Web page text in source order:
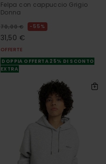
Felpa con cappuccio Grigio
Donna
70,00 € 55%
31,50 €
OFFERTE
DOPPIA OFFERTA 25% DI SCONTO
EXTRA